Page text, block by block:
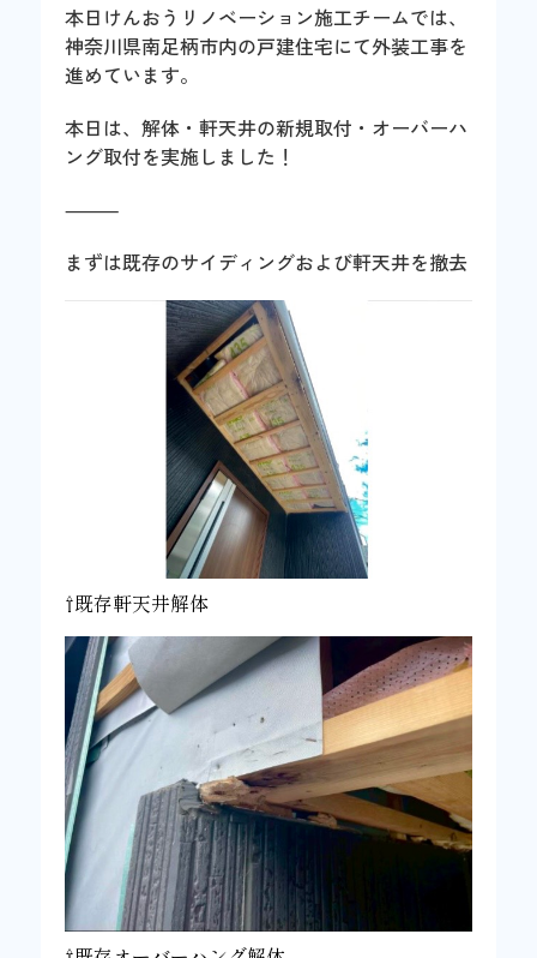
本日けんおうリノベーション施工チームでは、
神奈川県南足柄市内の戸建住宅にて外装工事を
進めています。
本日は、解体・軒天井の新規取付・オーバーハ
ング取付を実施しました！
⸻
まずは既存のサイディングおよび軒天井を撤去
⇧既存軒天井解体